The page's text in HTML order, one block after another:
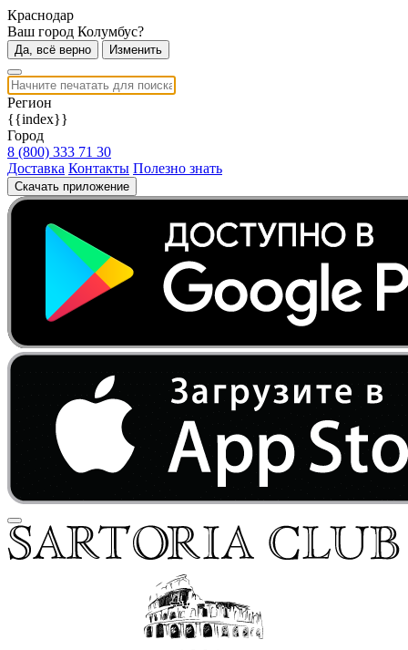
Краснодар
Ваш город Колумбус?
Да, всё верно Изменить
Регион
{{index}}
Город
8 (800) 333 71 30
Доставка Контакты Полезно знать
Скачать приложение